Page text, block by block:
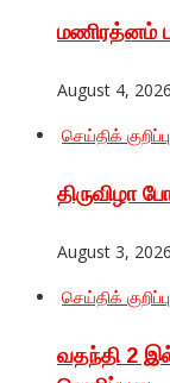
மணிரத்னம்
August 4, 2026
செய்திக்
திருவிழா
August 3, 2026
செய்திக்
வதந்தி 2 இல்